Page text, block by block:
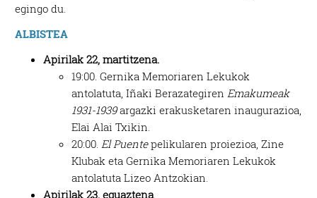
egingo du.
ALBISTEA
Apirilak 22, martitzena.
19:00. Gernika Memoriaren Lekukok
antolatuta, Iñaki Berazategiren Emakumeak
1931-1939argazki erakusketaren inaugurazioa,
Elai Alai Txikin.
20:00. El Puentepelikularen proiezioa, Zine
Klubak eta Gernika Memoriaren Lekukok
antolatuta Lizeo Antzokian.
Apirilak 23, eguaztena.